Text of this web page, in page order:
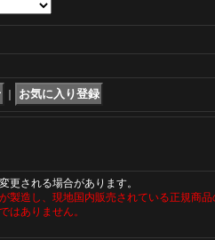
される場合があります。
製造し、現地国内販売されている正規商品
はありません。